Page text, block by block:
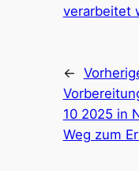
verarbeitet
←
10 2025 in
Weg zum